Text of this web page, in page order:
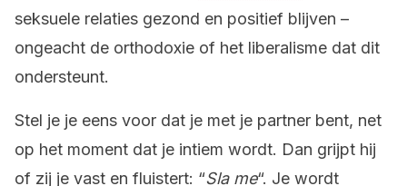
seksuele relaties gezond en positief blijven –
ongeacht de orthodoxie of het liberalisme dat dit
ondersteunt.
Stel je je eens voor dat je met je partner bent, net
op het moment dat je intiem wordt. Dan grijpt hij
of zij je vast en fluistert: “Sla me“. Je wordt